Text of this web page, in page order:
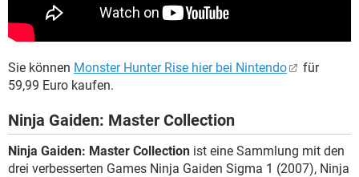
Sie können Monster Hunter Rise hier bei Nintendo
für
59,99 Euro kaufen.
Ninja Gaiden: Master Collection
Ninja Gaiden: Master Collection ist eine Sammlung mit den
drei verbesserten Games Ninja Gaiden Sigma 1 (2007), Ninja